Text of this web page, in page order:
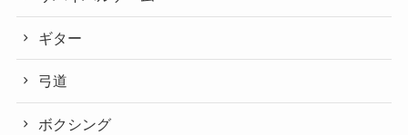
ギター
弓道
ボクシング